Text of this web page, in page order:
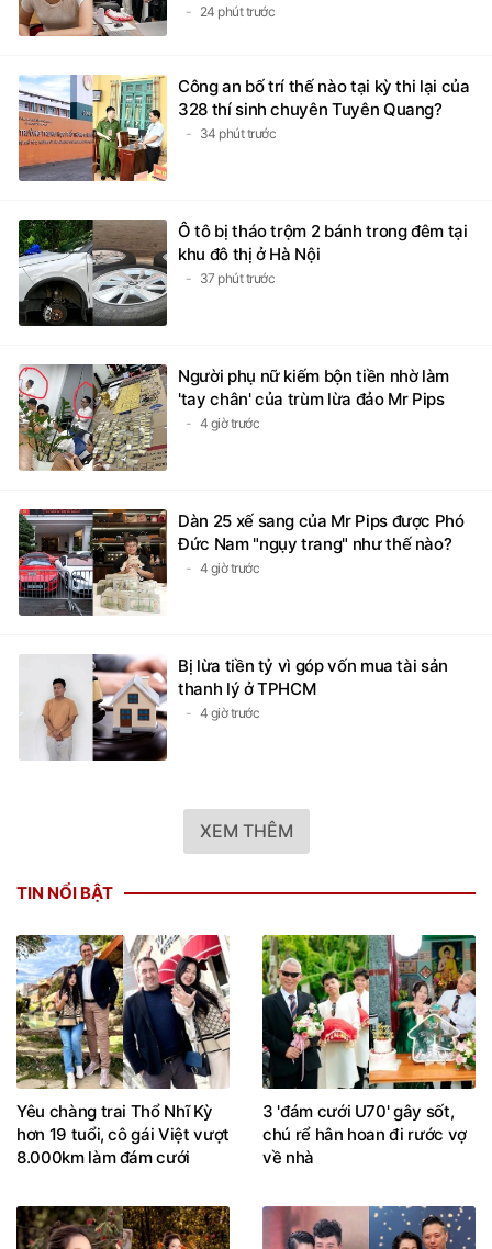
24 phút trước
Công an bố trí thế nào tại kỳ thi lại của
328 thí sinh chuyên Tuyên Quang?
34 phút trước
Ô tô bị tháo trộm 2 bánh trong đêm tại
khu đô thị ở Hà Nội
37 phút trước
Người phụ nữ kiếm bộn tiền nhờ làm
'tay chân' của trùm lừa đảo Mr Pips
4 giờ trước
Dàn 25 xế sang của Mr Pips được Phó
Đức Nam "ngụy trang" như thế nào?
4 giờ trước
Bị lừa tiền tỷ vì góp vốn mua tài sản
thanh lý ở TPHCM
4 giờ trước
XEM THÊM
TIN NỔI BẬT
Yêu chàng trai Thổ Nhĩ Kỳ
hơn 19 tuổi, cô gái Việt vượt
8.000km làm đám cưới
3 'đám cưới U70' gây sốt,
chú rể hân hoan đi rước vợ
về nhà